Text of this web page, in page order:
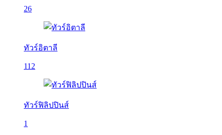
26
ทัวร์อิตาลี
112
ทัวร์ฟิลิปปินส์
1